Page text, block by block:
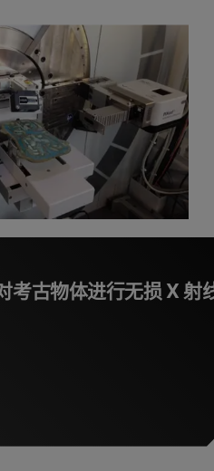
考古物体进行无损 X 射